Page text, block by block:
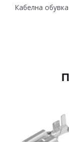
Кабелна